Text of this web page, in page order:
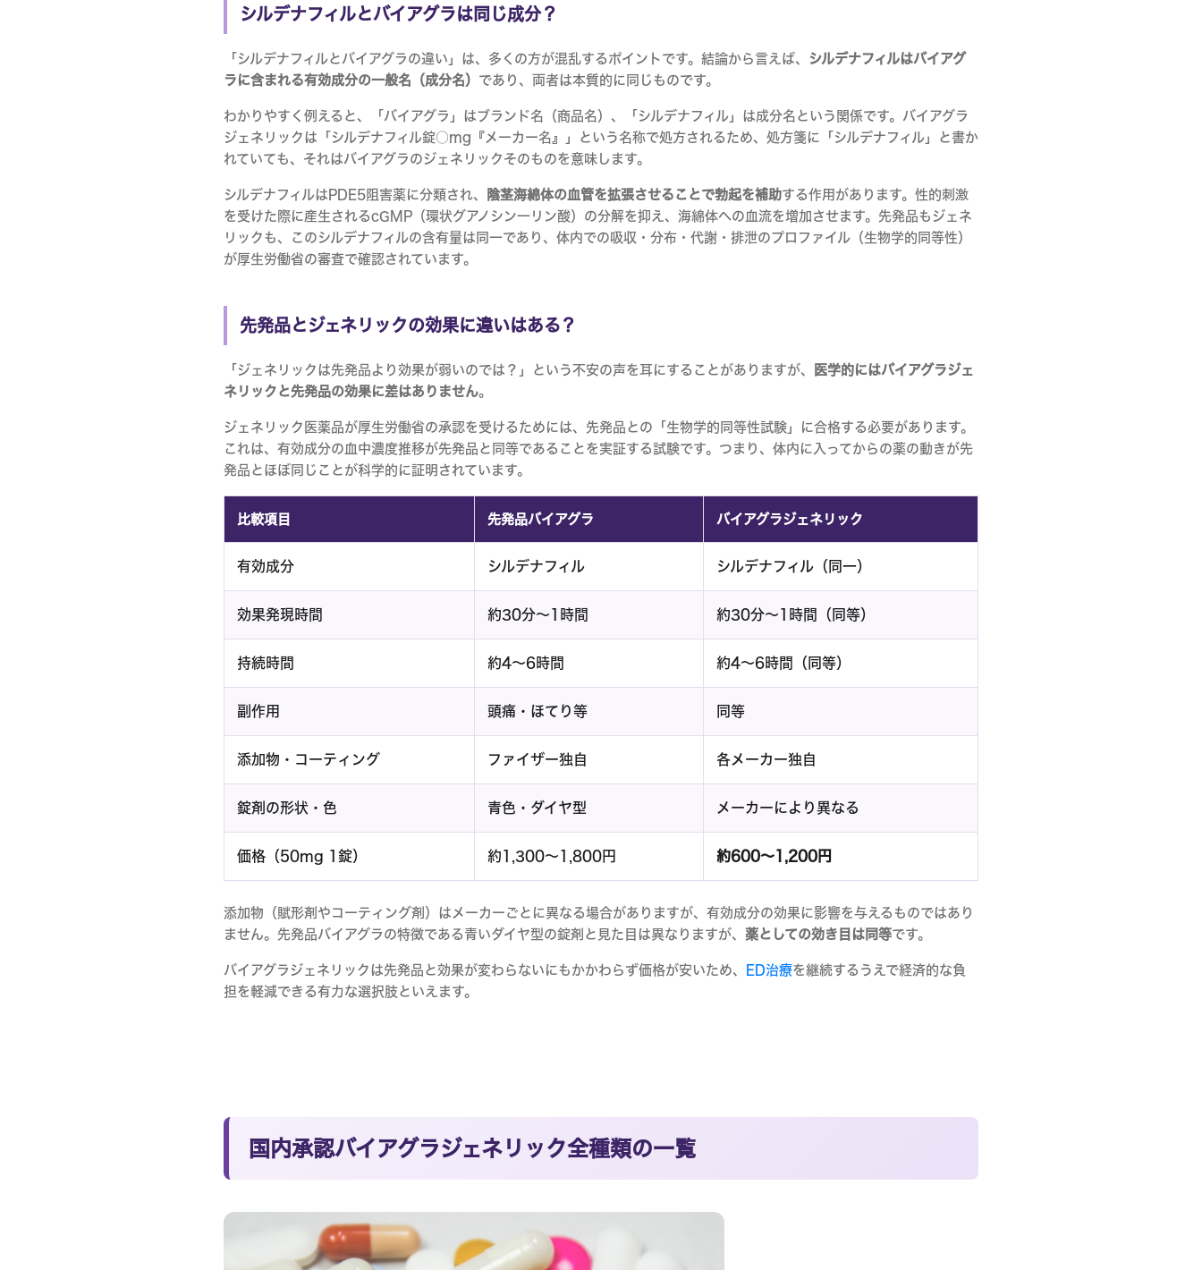
シルデナフィルとバイアグラは同じ成分？
「シルデナフィルとバイアグラの違い」は、多くの方が混乱するポイントです。結論から言えば、
シルデナフィルはバイアグ
ラに含まれる有効成分の一般名（成分名） であり、両者は本質的に同じものです。
わかりやすく例えると、「バイアグラ」はブランド名（商品名）、「シルデナフィル」は成分名という関係です。バイアグラ
ジェネリックは「シルデナフィル錠○mg『メーカー名』」という名称で処方されるため、処方箋に「シルデナフィル」と書か
れていても、それはバイアグラのジェネリックそのものを意味します。
シルデナフィルはPDE5阻害薬に分類され、 陰茎海綿体の血管を拡張させることで勃起を補助する作用があります。性的刺激
を受けた際に産生されるcGMP（環状グアノシン一リン酸）の分解を抑え、海綿体への血流を増加させます。先発品もジェネ
リックも、このシルデナフィルの含有量は同一であり、体内での吸収・分布・代謝・排泄のプロファイル（生物学的同等性）
が厚生労働省の審査で確認されています。
先発品とジェネリックの効果に違いはある？
「ジェネリックは先発品より効果が弱いのでは？」という不安の声を耳にすることがありますが、
医学的にはバイアグラジェ
ネリックと先発品の効果に差はありません。
ジェネリック医薬品が厚生労働省の承認を受けるためには、先発品との「生物学的同等性試験」に合格する必要があります。
これは、有効成分の血中濃度推移が先発品と同等であることを実証する試験です。つまり、体内に入ってからの薬の動きが先
発品とほぼ同じことが科学的に証明されています。
比較項目 先発品バイアグラ バイアグラジェネリック
有効成分 シルデナフィル シルデナフィル（同一）
効果発現時間 約30分〜1時間 約30分〜1時間（同等）
持続時間 約4〜6時間 約4〜6時間（同等）
副作用 頭痛・ほてり等 同等
添加物・コーティング ファイザー独自 各メーカー独自
錠剤の形状・色 青色・ダイヤ型 メーカーにより異なる
価格（50mg 1錠） 約1,300〜1,800円 約600〜1,200円
添加物（賦形剤やコーティング剤）はメーカーごとに異なる場合がありますが、有効成分の効果に影響を与えるものではあり
ません。先発品バイアグラの特徴である青いダイヤ型の錠剤と見た目は異なりますが、 薬としての効き目は同等です。
バイアグラジェネリックは先発品と効果が変わらないにもかかわらず価格が安いため、 ED治療を継続するうえで経済的な負
担を軽減できる有力な選択肢といえます。
国内承認バイアグラジェネリック全種類の一覧